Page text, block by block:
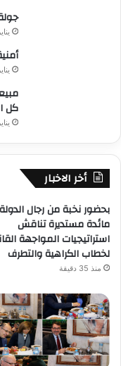
يناير 26, 2025
يناير 20, 2025
كل
يناير 29, 2025
أخر الاخبار
بحضور نخبة من رجال
مائدة مستديرة تناقش
استراتيجيات المواجهة
لخطاب الكراهية والتطرف
منذ 35 دقيقة